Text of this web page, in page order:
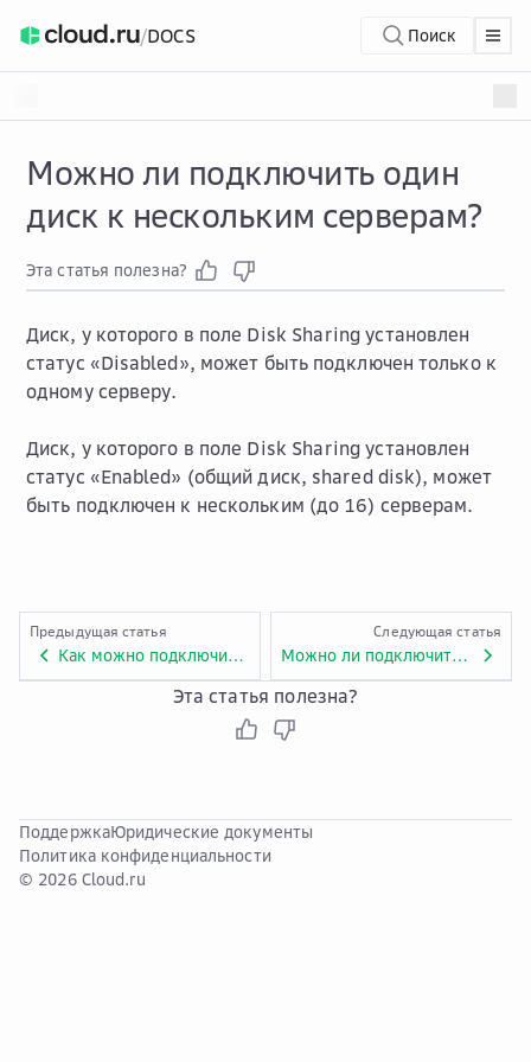
/DOCS Поиск
Можно ли подключить один
диск к нескольким серверам?
Эта статья полезна?
Диск, у которого в поле Disk Sharing установлен
статус «Disabled», может быть подключен только к
одному серверу.
Диск, у которого в поле Disk Sharing установлен
статус «Enabled» (общий диск, shared disk), может
быть подключен к нескольким (до 16) серверам.
Предыдущая статья
Как можно подключить диск с данными к серверу?
Следующая статья
Можно ли подключить диск к серверу из другой зоны доступности (AZ)?
Эта статья полезна?
ПоддержкаЮридические документы
Политика конфиденциальности
© 2026 Cloud.ru